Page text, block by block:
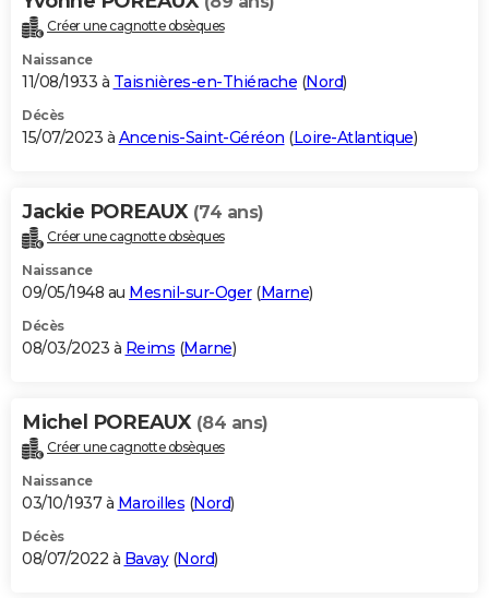
Créer une cagnotte obsèques
Naissance
11/08/1933 à Taisnières-en-Thiérache (Nord)
Décès
15/07/2023 à Ancenis-Saint-Géréon (Loire-Atlantique)
Jackie POREAUX (74 ans)
Créer une cagnotte obsèques
Naissance
09/05/1948 au Mesnil-sur-Oger(Marne)
Décès
08/03/2023 à Reims (Marne)
Michel POREAUX (84 ans)
Créer une cagnotte obsèques
Naissance
03/10/1937 à Maroilles (Nord)
Décès
08/07/2022 à Bavay(Nord)